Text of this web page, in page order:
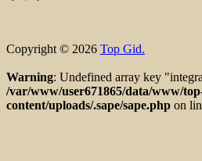
Copyright © 2026 Top Gid.
Warning: Undefined array key
/var/www/user671865/data/www/
content/uploads/.sape/sape.php on